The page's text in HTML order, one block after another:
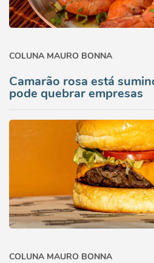
COLUNA MAURO BONNA
Camarão rosa está
pode quebrar empresas
COLUNA MAURO BONNA